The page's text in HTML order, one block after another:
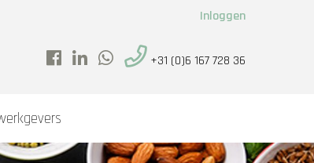
+31 (0)6 167 728 36
Inloggen